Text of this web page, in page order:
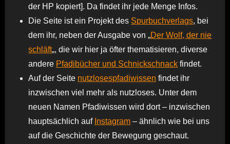
der HP kopiert]. Da findet ihr jede Menge Infos.
Die Seite ist ein Projekt des Spurbuchverlags, bei
dem ihr, neben der Ausgabe von „Der Wolf, der nie
schläft„, die wir hier ja öfter thematisieren, diverse
andere Pfadibücher und Schnickschnack findet.
Auf der Seite nutzlosespfadiwissen findet ihr
inzwischen viel mehr als nutzloses. Unter dem
neuen Namen Pfadiwissen wird dort – inzwischen
hauptsächlich auf Instagram – ähnlich wie bei uns
auf die Geschichte der Bewegung geschaut.